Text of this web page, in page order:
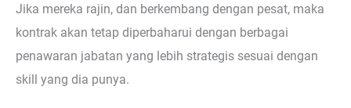
Jika mereka rajin, dan berkembang dengan pesat, maka
kontrak akan tetap diperbaharui dengan berbagai
penawaran jabatan yang lebih strategis sesuai dengan
skill yang dia punya.